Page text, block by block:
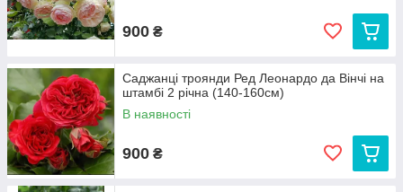
900 ₴
Саджанці троянди Ред Леонардо да Вінчі на
штамбі 2 річна (140-160см)
В наявності
900 ₴